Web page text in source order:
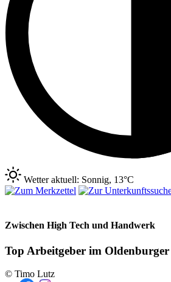
Wetter aktuell: Sonnig, 13°C
Zwischen High Tech und Handwerk
Top Arbeitgeber im
© Timo Lutz